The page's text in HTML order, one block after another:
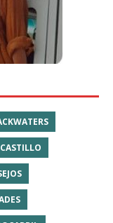
CASTILLO